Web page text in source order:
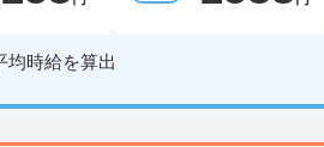
時給を算出